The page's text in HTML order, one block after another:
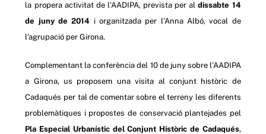
la propera activitat de l’AADIPA, prevista per aldissabte 14
de juny de 2014 i organitzada per l’Anna Albó, vocal de
l’agrupació per Girona.
Complementant la conferència del 10 de juny sobre l’AADIPA
a Girona, us proposem una visita al conjunt històric de
Cadaqués per tal de comentar sobre el terreny les diferents
problemàtiques i propostes de conservació plantejades pel
Pla Especial Urbanístic del Conjunt Històric de Cadaqués,